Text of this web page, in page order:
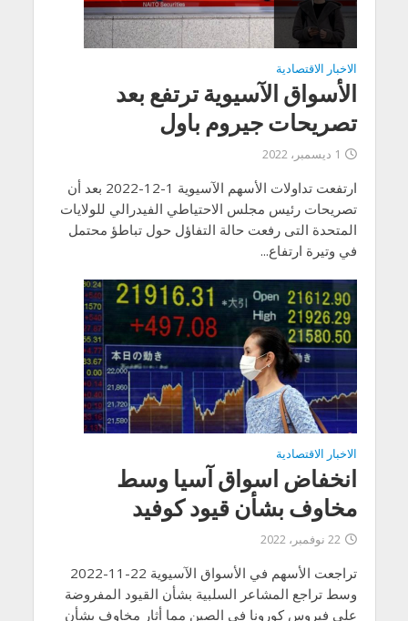
الاخبار الاقتصادية
الأسواق الآسيوية ترتفع بعد
تصريحات جيروم باول
1 ديسمبر، 2022
ارتفعت تداولات الأسهم الآسيوية 1-12-2022 بعد أن
تصريحات رئيس مجلس الاحتياطي الفيدرالي للولايات
المتحدة التى رفعت حالة التفاؤل حول تباطؤ محتمل
في وتيرة ارتفاع...
الاخبار الاقتصادية
انخفاض اسواق آسيا وسط
مخاوف بشأن قيود كوفيد
22 نوفمبر، 2022
تراجعت الأسهم في الأسواق الآسيوية 22-11-2022
وسط تراجع المشاعر السلبية بشأن القيود المفروضة
على فيروس كورونا في الصين مما أثار مخاوف بشأن